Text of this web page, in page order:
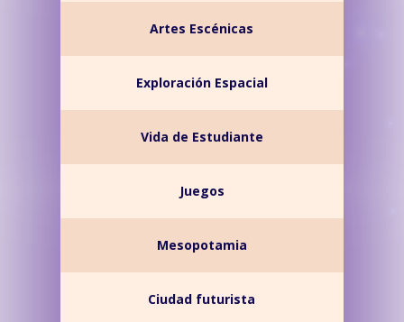
Artes Escénicas
Exploración Espacial
Vida de Estudiante
Juegos
Mesopotamia
Ciudad futurista